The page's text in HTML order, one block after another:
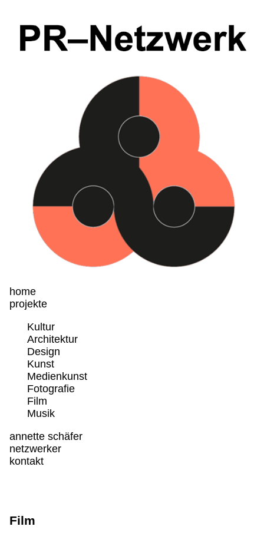
home
projekte
Kultur
Architektur
Design
Kunst
Medienkunst
Fotografie
Film
Musik
annette schäfer
netzwerker
kontakt
Film